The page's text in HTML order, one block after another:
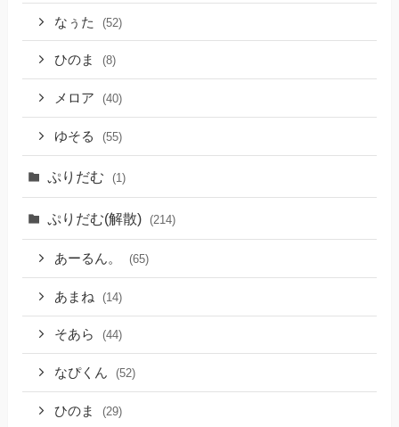
なぅた (52)
ひのま (8)
メロア (40)
ゆそる (55)
ぷりだむ (1)
ぷりだむ(解散) (214)
あーるん。 (65)
あまね (14)
そあら (44)
なぴくん (52)
ひのま (29)